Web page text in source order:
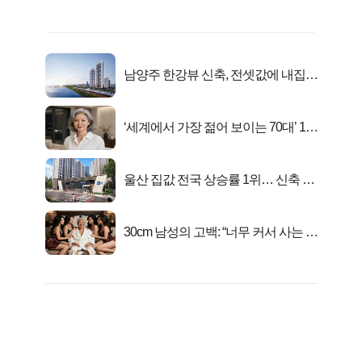
남양주 한강뷰 신축, 전셋값에 내집마
‘세계에서 가장 젊어 보이는 70대’ 1위
울산 집값 전국 상승률 1위… 신축 지
30cm 남성의 고백: “너무 커서 사는 게